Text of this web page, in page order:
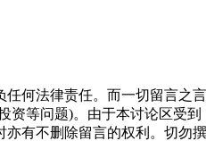
何法律责任。而一切留言之
等问题)。由于本讨论区受
有不删除留言的权利。切勿